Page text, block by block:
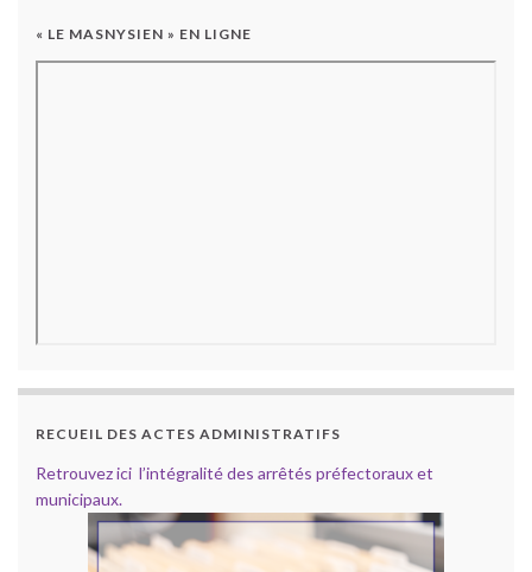
« LE MASNYSIEN » EN LIGNE
RECUEIL DES ACTES ADMINISTRATIFS
Retrouvez ici l’intégralité des arrêtés préfectoraux et
municipaux.